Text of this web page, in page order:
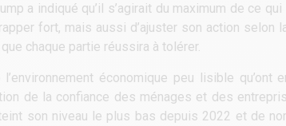
a indiqué qu’il s’agirait du maximum de ce
fort, mais aussi d’ajuster son action
chaque partie réussira à tolérer.
économique peu lisible
de la confiance des ménages et des
son niveau le plus bas depuis 2022 et de